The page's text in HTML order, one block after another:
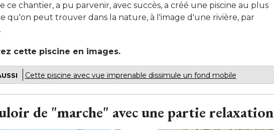
ce chantier, a pu parvenir, avec succès, a créé une piscine au plus
qu'on peut trouver dans la nature, à l'image d'une rivière, par
cette piscine en images.
Cette piscine avec vue imprenable dissimule un fond mobile
de "marche" avec une partie relaxation